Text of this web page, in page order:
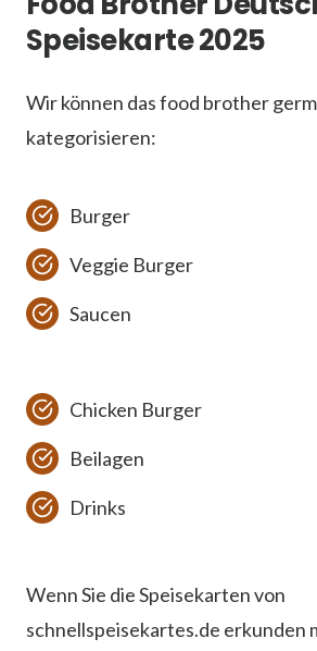
Speisekarte 2025
Wir können das food brother
kategorisieren:
Burger
Veggie Burger
Saucen
Chicken Burger
Beilagen
Drinks
Wenn Sie die Speisekarten von
schnellspeisekartes.de erkunden